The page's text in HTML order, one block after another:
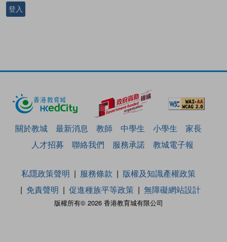
登入
關於教城 最新消息 教師 中學生 小學生
家長
人才招募
聯絡我們 服務承諾 教城電子報
版權所有© 2026 香港教育城有限公司
私隱政策聲明 服務條款
版權及知識產權政策
免責聲明
促進種族平等政策 無障礙網站設計